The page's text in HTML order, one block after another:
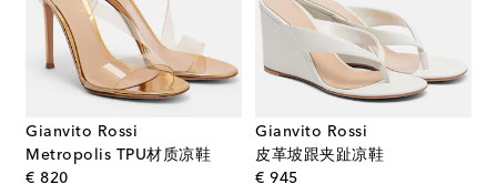
Gianvito Rossi
Metropolis TPU材质凉鞋
€ 820original price
Gianvito Rossi
皮革坡跟夹趾凉鞋
€ 945original price